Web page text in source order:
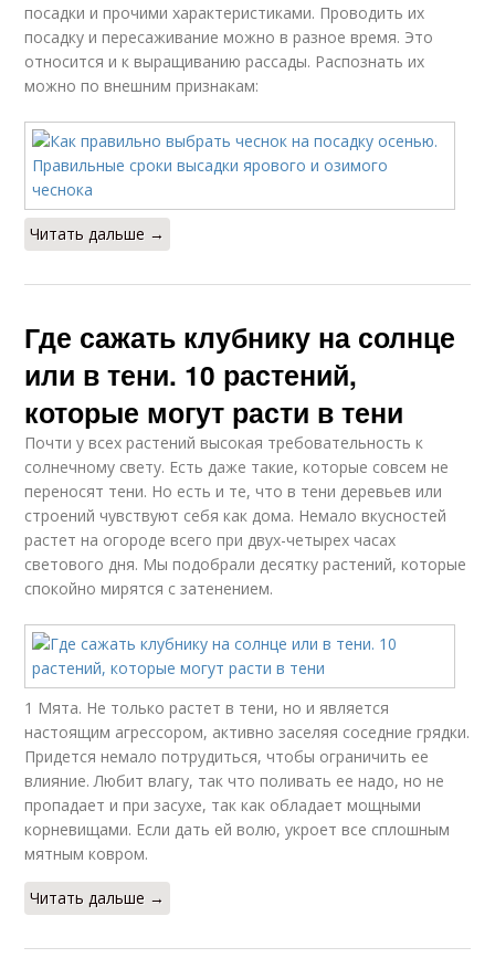
посадки и прочими характеристиками. Проводить их
посадку и пересаживание можно в разное время. Это
относится и к выращиванию рассады. Распознать их
можно по внешним признакам:
Читать дальше →
Где сажать клубнику на солнце
или в тени. 10 растений,
которые могут расти в тени
Почти у всех растений высокая требовательность к
солнечному свету. Есть даже такие, которые совсем не
переносят тени. Но есть и те, что в тени деревьев или
строений чувствуют себя как дома. Немало вкусностей
растет на огороде всего при двух-четырех часах
светового дня. Мы подобрали десятку растений, которые
спокойно мирятся с затенением.
1 Мята. Не только растет в тени, но и является
настоящим агрессором, активно заселяя соседние грядки.
Придется немало потрудиться, чтобы ограничить ее
влияние. Любит влагу, так что поливать ее надо, но не
пропадает и при засухе, так как обладает мощными
корневищами. Если дать ей волю, укроет все сплошным
мятным ковром.
Читать дальше →